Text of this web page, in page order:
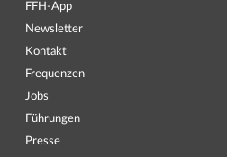
FFH-App
Newsletter
Kontakt
Frequenzen
Jobs
Führungen
Presse